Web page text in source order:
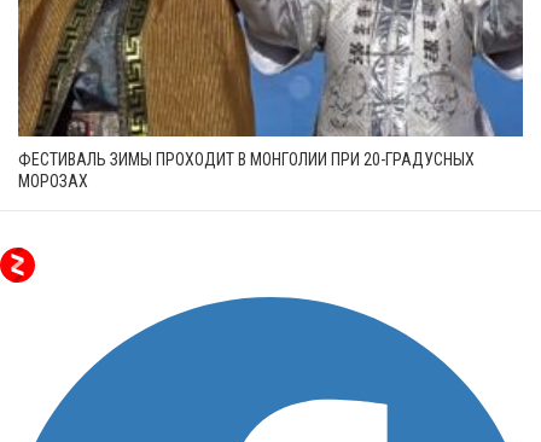
ФЕСТИВАЛЬ ЗИМЫ ПРОХОДИТ В МОНГОЛИИ ПРИ 20-ГРАДУСНЫХ
МОРОЗАХ